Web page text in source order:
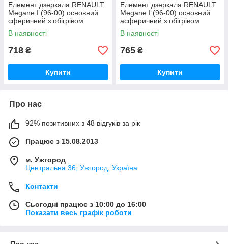
Елемент дзеркала RENAULT
Megane I (96-00) основний
сферичний з обігрівом
В наявності
718 ₴
Купити
Елемент дзеркала RENAULT
Megane I (96-00) основний
асферичний з обігрівом
В наявності
765 ₴
Купити
Про нас
92% позитивних з 48 відгуків за рік
Працює з 15.08.2013
м. Ужгород
Центральна 36, Ужгород, Україна
Контакти
Сьогодні працює з 10:00 до 16:00
Показати весь графік роботи